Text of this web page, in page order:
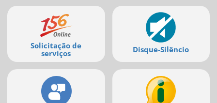
Mais
serviços
Solicitação de
serviços
Disque-Silêncio